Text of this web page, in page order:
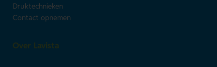
Druktechnieken
Contact opnemen
Over Lavista